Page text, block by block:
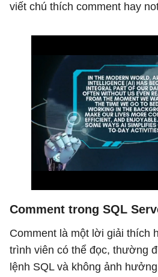
viết chú thích comment hay
Comment trong SQL
Comment là một lời giải thích
trình viên có thể đọc, thường
lệnh SQL và không ảnh